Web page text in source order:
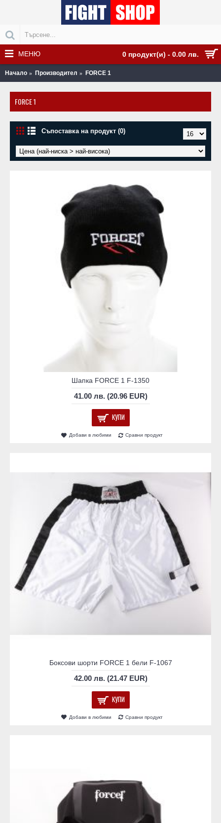
0 продукт(и) - 0.00 лв.
МЕНЮ
Начало Производител FORCE 1
FORCE 1
Съпоставка на продукт (0)
Шапка FORCE 1 F-1350
41.00 лв. (20.96 EUR)
КУПИ
Добави в любими Сравни продукт
Боксови шорти FORCE 1 бели F-1067
42.00 лв. (21.47 EUR)
КУПИ
Добави в любими Сравни продукт